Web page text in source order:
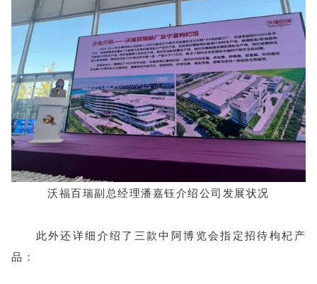
沃福百瑞副总经理潘嘉钰介绍公司发展状况
此外还详细介绍了三款中阿博览会指定招待枸杞产
品：